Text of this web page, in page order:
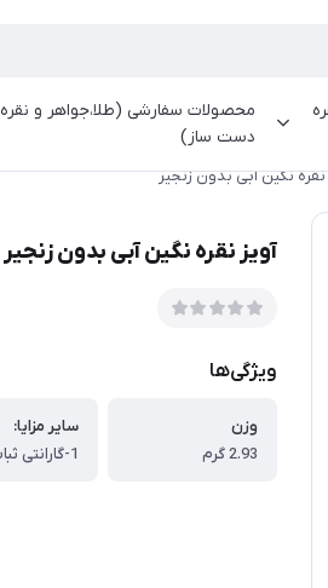
محصولات سفارشی (طلا،جواهر و نقره
دست ساز)
نقره نگین آبی بدون زنجیر
آویز نقره نگین آبی بدون زنجیر
ویژگی‌ها
وزن
2.93 گرم
سایر مزایا: